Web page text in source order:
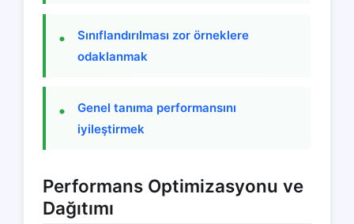
Sınıflandırılması zor örneklere
odaklanmak
Genel tanıma performansını
iyileştirmek
Performans Optimizasyonu ve
Dağıtımı